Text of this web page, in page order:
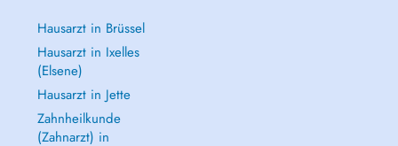
Hausarzt in Brüssel
Hausarzt in Ixelles
(Elsene)
Hausarzt in Jette
Zahnheilkunde
(Zahnarzt) in